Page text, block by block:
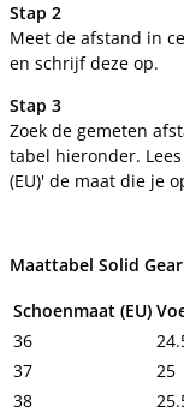
Stap 2
Meet de afstand in
en schrijf deze op.
Stap 3
Zoek de gemeten
tabel hieronder.
(EU)' de maat die je
Maattabel Solid Gear
Schoenmaat (EU)
36
37
25
38